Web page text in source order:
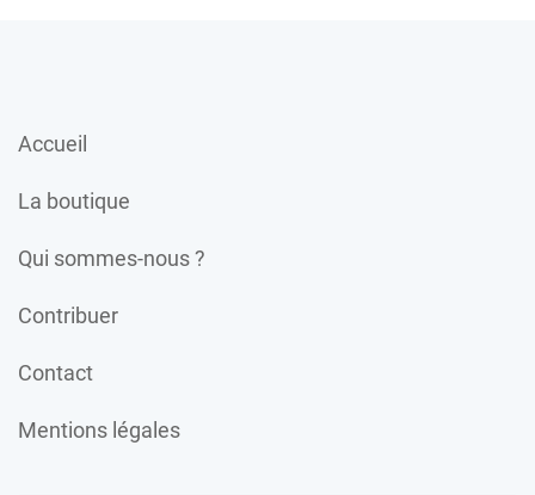
Accueil
La boutique
Qui sommes-nous ?
Contribuer
Contact
Mentions légales